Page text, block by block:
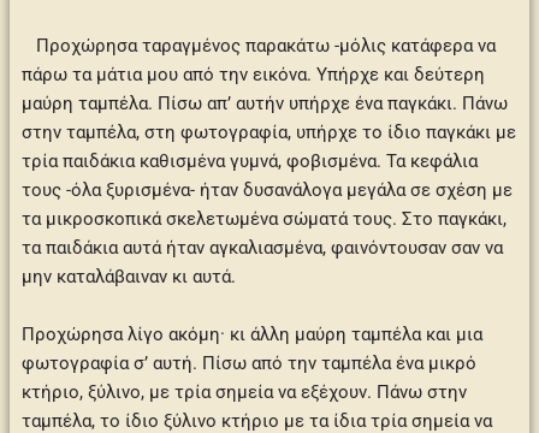
Προχώρησα ταραγμένος παρακάτω -μόλις κατάφερα να
πάρω τα μάτια μου από την εικόνα. Υπήρχε και δεύτερη
μαύρη ταμπέλα. Πίσω απ’ αυτήν υπήρχε ένα παγκάκι. Πάνω
στην ταμπέλα, στη φωτογραφία, υπήρχε το ίδιο παγκάκι με
τρία παιδάκια καθισμένα γυμνά, φοβισμένα. Τα κεφάλια
τους -όλα ξυρισμένα- ήταν δυσανάλογα μεγάλα σε σχέση με
τα μικροσκοπικά σκελετωμένα σώματά τους. Στο παγκάκι,
τα παιδάκια αυτά ήταν αγκαλιασμένα, φαινόντουσαν σαν να
μην καταλάβαιναν κι αυτά.
Προχώρησα λίγο ακόμη· κι άλλη μαύρη ταμπέλα και μια
φωτογραφία σ’ αυτή. Πίσω από την ταμπέλα ένα μικρό
κτήριο, ξύλινο, με τρία σημεία να εξέχουν. Πάνω στην
ταμπέλα, το ίδιο ξύλινο κτήριο με τα ίδια τρία σημεία να